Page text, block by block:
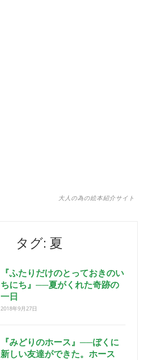
大人の為の絵本紹介サイト
タグ: 夏
『ふたりだけのとっておきのい
ちにち』──夏がくれた奇跡の
一日
2018年9月27日
『みどりのホース』──ぼくに
新しい友達ができた。ホース